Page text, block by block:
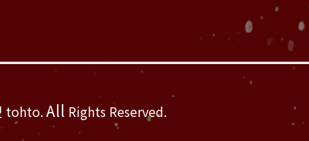
tohto.All Rights Reserved.